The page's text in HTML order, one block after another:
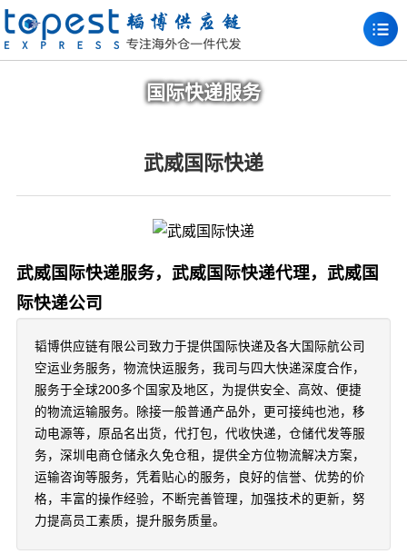
国际快递服务
武威国际快递
武威国际快递服务，武威国际快递代理，武威国
际快递公司
韬博供应链有限公司致力于提供国际快递及各大国际航公司
空运业务服务，物流快运服务，我司与四大快递深度合作，
服务于全球200多个国家及地区，为提供安全、高效、便捷
的物流运输服务。除接一般普通产品外，更可接纯也池，移
动电源等，原品名出货，代打包，代收快递，仓储代发等服
务，深圳电商仓储永久免仓租，提供全方位物流解决方案，
运输咨询等服务，凭着贴心的服务，良好的信誉、优势的价
格，丰富的操作经验，不断完善管理，加强技术的更新，努
力提高员工素质，提升服务质量。